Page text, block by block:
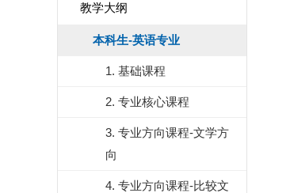
教学大纲
本科生-英语专业
1. 基础课程
2. 专业核心课程
3. 专业方向课程-文学方
向
4. 专业方向课程-比较文